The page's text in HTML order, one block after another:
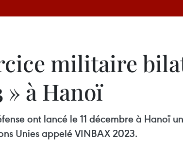
militaire
» à Hanoï
ont lancé le 11 décembre à Hanoï
Unies appelé VINBAX 2023.